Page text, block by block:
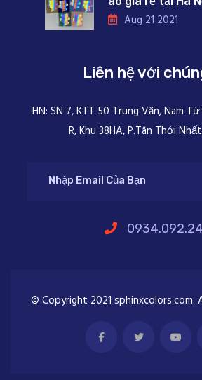
Aug 21 2021
Liên hệ với
HN: SN 7, KTT 50 Trung Văn, Nam
R, Khu 38HA, P.Tân Thới
© Copyright 2021 sphinxcolors.com.